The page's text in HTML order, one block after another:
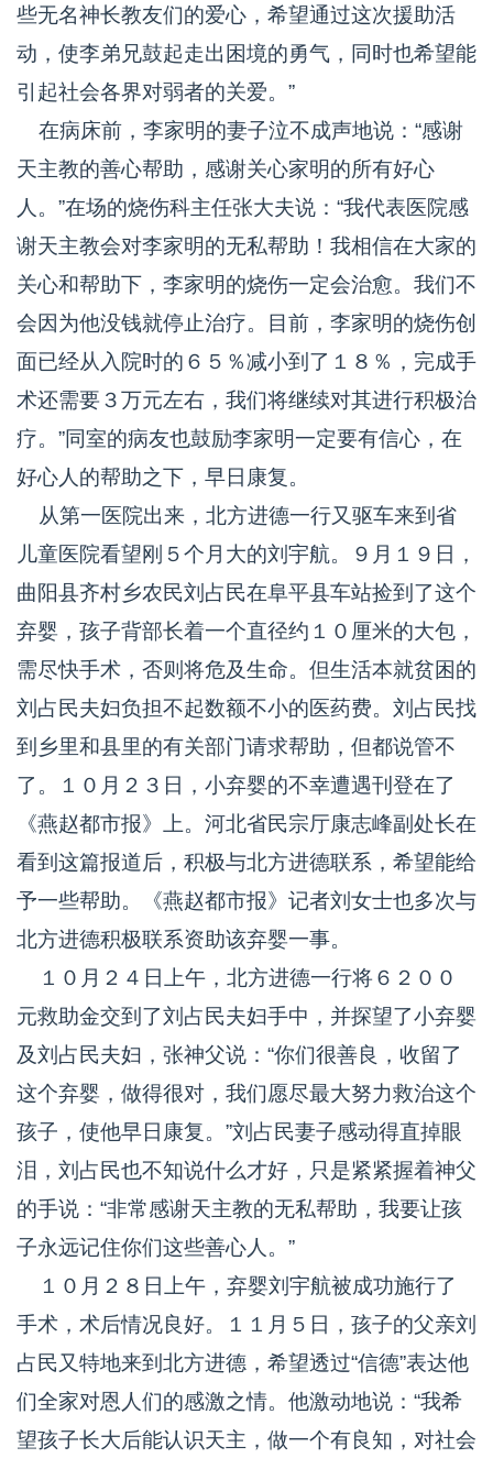
些无名神长教友们的爱心，希望通过这次援助活
动，使李弟兄鼓起走出困境的勇气，同时也希望能
引起社会各界对弱者的关爱。”
在病床前，李家明的妻子泣不成声地说：“感谢
天主教的善心帮助，感谢关心家明的所有好心
人。”在场的烧伤科主任张大夫说：“我代表医院感
谢天主教会对李家明的无私帮助！我相信在大家的
关心和帮助下，李家明的烧伤一定会治愈。我们不
会因为他没钱就停止治疗。目前，李家明的烧伤创
面已经从入院时的６５％减小到了１８％，完成手
术还需要３万元左右，我们将继续对其进行积极治
疗。”同室的病友也鼓励李家明一定要有信心，在
好心人的帮助之下，早日康复。
从第一医院出来，北方进德一行又驱车来到省
儿童医院看望刚５个月大的刘宇航。９月１９日，
曲阳县齐村乡农民刘占民在阜平县车站捡到了这个
弃婴，孩子背部长着一个直径约１０厘米的大包，
需尽快手术，否则将危及生命。但生活本就贫困的
刘占民夫妇负担不起数额不小的医药费。刘占民找
到乡里和县里的有关部门请求帮助，但都说管不
了。１０月２３日，小弃婴的不幸遭遇刊登在了
《燕赵都市报》上。河北省民宗厅康志峰副处长在
看到这篇报道后，积极与北方进德联系，希望能给
予一些帮助。《燕赵都市报》记者刘女士也多次与
北方进德积极联系资助该弃婴一事。
１０月２４日上午，北方进德一行将６２００
元救助金交到了刘占民夫妇手中，并探望了小弃婴
及刘占民夫妇，张神父说：“你们很善良，收留了
这个弃婴，做得很对，我们愿尽最大努力救治这个
孩子，使他早日康复。”刘占民妻子感动得直掉眼
泪，刘占民也不知说什么才好，只是紧紧握着神父
的手说：“非常感谢天主教的无私帮助，我要让孩
子永远记住你们这些善心人。”
１０月２８日上午，弃婴刘宇航被成功施行了
手术，术后情况良好。１１月５日，孩子的父亲刘
占民又特地来到北方进德，希望透过“信德”表达他
们全家对恩人们的感激之情。他激动地说：“我希
望孩子长大后能认识天主，做一个有良知，对社会